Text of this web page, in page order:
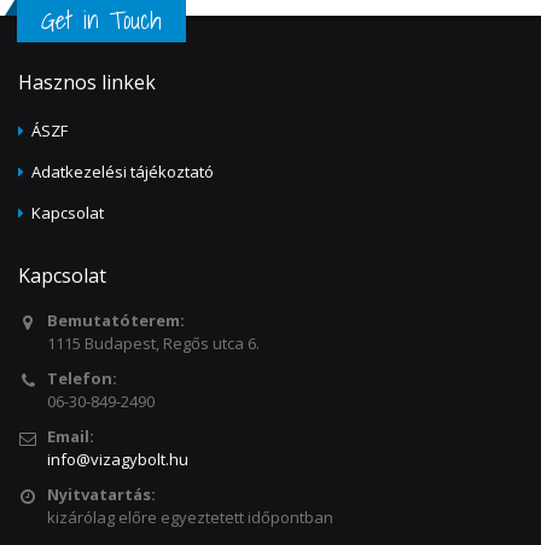
Get in Touch
Hasznos linkek
ÁSZF
Adatkezelési tájékoztató
Kapcsolat
Kapcsolat
Bemutatóterem:
1115 Budapest, Regős utca 6.
Telefon:
06-30-849-2490
Email:
info@vizagybolt.hu
Nyitvatartás:
kizárólag előre egyeztetett időpontban